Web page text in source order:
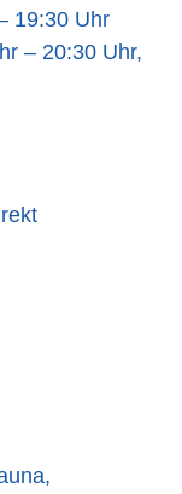
19:30 Uhr
– 20:30 Uhr,